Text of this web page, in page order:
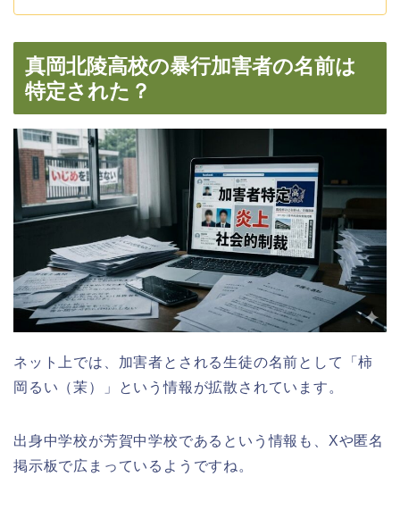
真岡北陵高校の暴行加害者の名前は
特定された？
ネット上では、加害者とされる生徒の名前として「柿
岡るい（茉）」という情報が拡散されています。
出身中学校が芳賀中学校であるという情報も、Xや匿名
掲示板で広まっているようですね。